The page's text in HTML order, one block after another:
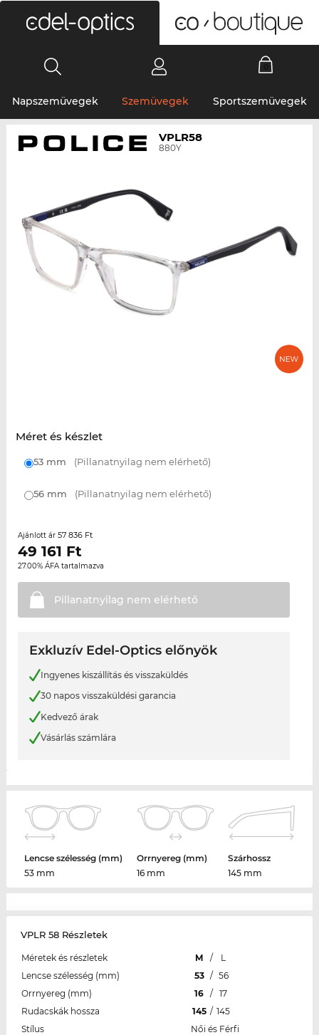
Napszemüvegek Szemüvegek Sportszemüvegek
VPLR58
880Y
Méret és készlet
53 mm (Pillanatnyilag nem elérhető)
56 mm (Pillanatnyilag nem elérhető)
Ajánlott ár 57 836 Ft
49 161 Ft
27.00% ÁFA tartalmazva
Pillanatnyilag nem elérhető
Exkluzív Edel-Optics előnyök
Ingyenes kiszállítás és visszaküldés
30 napos visszaküldési garancia
Kedvező árak
Vásárlás számlára
Lencse szélesség (mm)
53 mm
Orrnyereg (mm)
16 mm
Szárhossz
145 mm
VPLR 58 Részletek
Méretek és részletek M /
L
Lencse szélesség (mm)
53 / 56
Orrnyereg (mm)
16 /
17
Rudacskák hossza
145 / 145
Stílus
Női és Férfi